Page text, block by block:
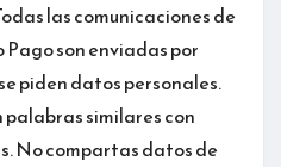
las comunicaciones de
son enviadas por
piden datos personales.
similares con
No compartas datos de